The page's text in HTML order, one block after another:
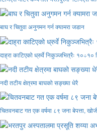
बाघ र चितुवा अनुगमन गर्न क्यामरा जडान
दाह्रा काटिएको ध्रुर्वे निकुञ्जभित्रैः
नदी तटीय क्षेत्रमा बाघको सङ्ख्या धेरै
चितवनबाट गत एक वर्षमा ८९ जना बेपत्ता,